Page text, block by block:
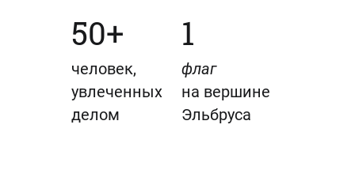
50+
человек,
увлеченных
делом
1
флаг
на вершине
Эльбруса